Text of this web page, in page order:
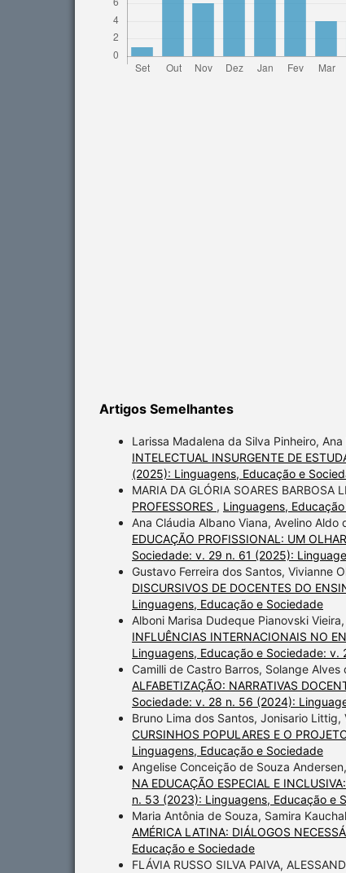
Artigos Semelhantes
Larissa Madalena da Silva Pinheiro,
INTELECTUAL INSURGENTE DE
(2025): Linguagens, Educação e
MARIA DA GLÓRIA SOARES BARBOSA
PROFESSORES , Linguagens,
Ana Cláudia Albano Viana, Avelino Aldo
EDUCAÇÃO PROFISSIONAL: UM
Sociedade: v. 29 n. 61 (2025):
Gustavo Ferreira dos Santos, Vivianne
DISCURSIVOS DE DOCENTES DO
Linguagens, Educação e Sociedade
Alboni Marisa Dudeque Pianovski
INFLUÊNCIAS INTERNACIONAIS NO
Linguagens, Educação e Sociedade:
Camilli de Castro Barros, Solange
ALFABETIZAÇÃO: NARRATIVAS
Sociedade: v. 28 n. 56 (2024):
Bruno Lima dos Santos, Jonisario Littig,
CURSINHOS POPULARES E O
Linguagens, Educação e Sociedade
Angelise Conceição de Souza
NA EDUCAÇÃO ESPECIAL E
n. 53 (2023): Linguagens, Educação e
Maria Antônia de Souza, Samira
AMÉRICA LATINA: DIÁLOGOS
Educação e Sociedade
FLÁVIA RUSSO SILVA PAIVA,